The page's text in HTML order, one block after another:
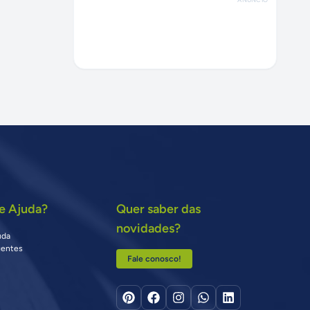
Ajuda?
Quer saber das
novidades?
Fale conosco!